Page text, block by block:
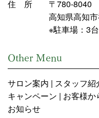
住 所
〒780-8040
高知県高知
※駐車場：3台
Other Menu
サロン案内 スタッフ紹
キャンペーン
お客様か
お知らせ